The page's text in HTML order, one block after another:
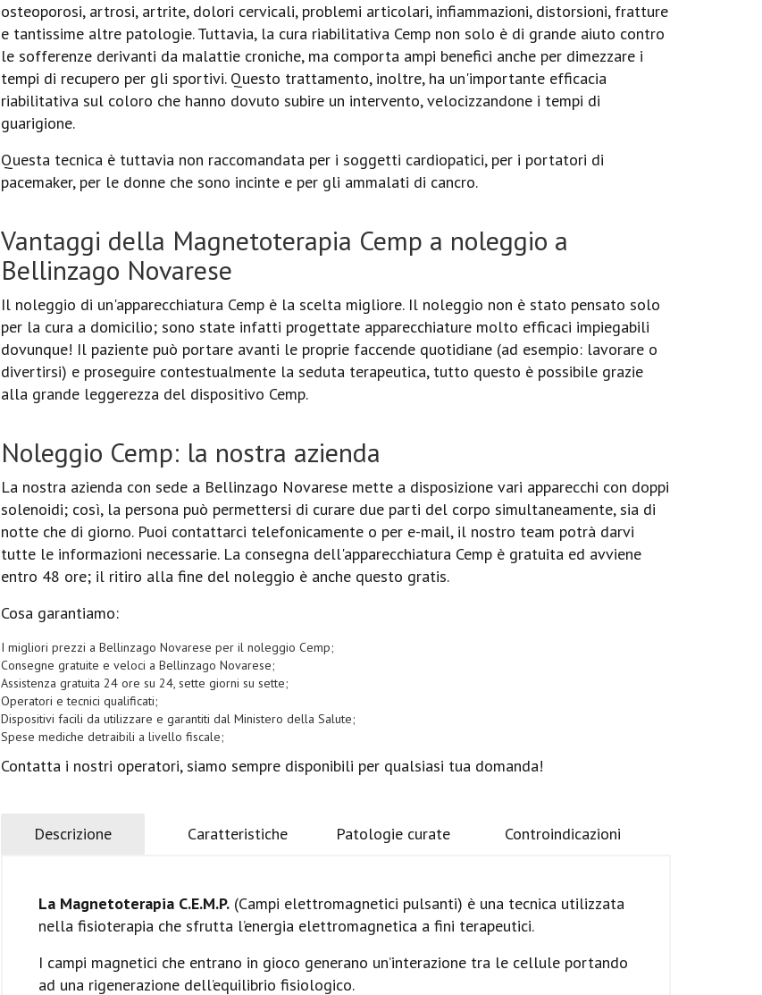
osteoporosi, artrosi, artrite, dolori cervicali, problemi articolari, infiammazioni, distorsioni, fratture
e tantissime altre patologie. Tuttavia, la cura riabilitativa Cemp non solo è di grande aiuto contro
le sofferenze derivanti da malattie croniche, ma comporta ampi benefici anche per dimezzare i
tempi di recupero per gli sportivi. Questo trattamento, inoltre, ha un'importante efficacia
riabilitativa sul coloro che hanno dovuto subire un intervento, velocizzandone i tempi di
guarigione.
Questa tecnica è tuttavia non raccomandata per i soggetti cardiopatici, per i portatori di
pacemaker, per le donne che sono incinte e per gli ammalati di cancro.
Vantaggi della Magnetoterapia Cemp a noleggio a
Bellinzago Novarese
Il noleggio di un'apparecchiatura Cemp è la scelta migliore. Il noleggio non è stato pensato solo
per la cura a domicilio; sono state infatti progettate apparecchiature molto efficaci impiegabili
dovunque! Il paziente può portare avanti le proprie faccende quotidiane (ad esempio: lavorare o
divertirsi) e proseguire contestualmente la seduta terapeutica, tutto questo è possibile grazie
alla grande leggerezza del dispositivo Cemp.
Noleggio Cemp: la nostra azienda
La nostra azienda con sede a Bellinzago Novarese mette a disposizione vari apparecchi con doppi
solenoidi; così, la persona può permettersi di curare due parti del corpo simultaneamente, sia di
notte che di giorno. Puoi contattarci telefonicamente o per e-mail, il nostro team potrà darvi
tutte le informazioni necessarie. La consegna dell'apparecchiatura Cemp è gratuita ed avviene
entro 48 ore; il ritiro alla fine del noleggio è anche questo gratis.
Cosa garantiamo:
I migliori prezzi a Bellinzago Novarese per il noleggio Cemp;
Consegne gratuite e veloci a Bellinzago Novarese;
Assistenza gratuita 24 ore su 24, sette giorni su sette;
Operatori e tecnici qualificati;
Dispositivi facili da utilizzare e garantiti dal Ministero della Salute;
Spese mediche detraibili a livello fiscale;
Contatta i nostri operatori, siamo sempre disponibili per qualsiasi tua domanda!
Descrizione Caratteristiche Patologie curate Controindicazioni
La Magnetoterapia C.E.M.P. (Campi elettromagnetici pulsanti) è una tecnica utilizzata
nella fisioterapia che sfrutta l’energia elettromagnetica a fini terapeutici.
I campi magnetici che entrano in gioco generano un’interazione tra le cellule portando
ad una rigenerazione dell’equilibrio fisiologico.